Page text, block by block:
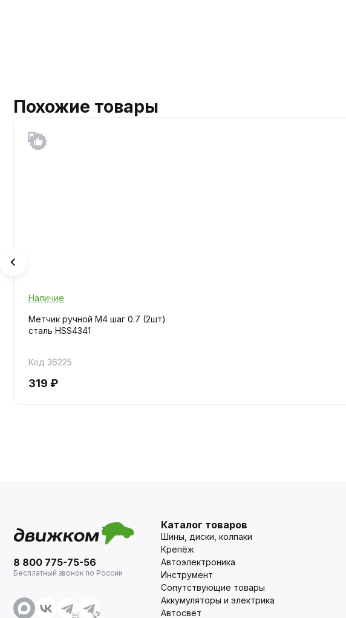
Похожие товары
Наличие
Метчик ручной M4 шаг 0.7 (2шт)
сталь HSS4341
Код 36225
319 ₽
8 800 775-75-56
Бесплатный звонок по России
Каталог товаров
Шины, диски, колпаки
Крепёж
Автоэлектроника
Инструмент
Сопутствующие товары
Аккумуляторы и электрика
Автосвет